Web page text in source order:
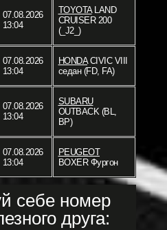
07.08.2026
13:04
TOYOTALAND
CRUISER 200
(_J2_)
07.08.2026
13:04
HONDACIVIC VIII
седан (FD, FA)
07.08.2026
13:04
SUBARU
OUTBACK (BL,
BP)
07.08.2026
13:04
PEUGEOT
BOXER Фургон
себе номер
друга: